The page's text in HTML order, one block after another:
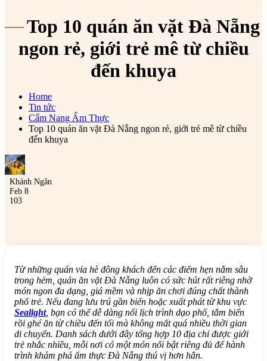
Top 10 quán ăn vặt Đà Nẵng
ngon rẻ, giới trẻ mê từ chiều
đến khuya
Home
Tin tức
Cẩm Nang Ẩm Thực
Top 10 quán ăn vặt Đà Nẵng ngon rẻ, giới trẻ mê từ chiều
đến khuya
Khánh Ngân
Feb 8
103
Từ những quán vỉa hè đông khách đến các điểm hẹn nằm sâu
trong hẻm, quán ăn vặt Đà Nẵng luôn có sức hút rất riêng nhờ
món ngon đa dạng, giá mềm và nhịp ăn chơi đúng chất thành
phố trẻ. Nếu đang lưu trú gần biển hoặc xuất phát từ khu vực
Sealight, bạn có thể dễ dàng nối lịch trình dạo phố, tắm biển
rồi ghé ăn từ chiều đến tối mà không mất quá nhiều thời gian
di chuyển. Danh sách dưới đây tổng hợp 10 địa chỉ được giới
trẻ nhắc nhiều, mỗi nơi có một món nổi bật riêng đủ để hành
trình khám phá ẩm thực Đà Nẵng thú vị hơn hẳn.